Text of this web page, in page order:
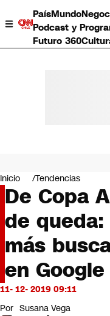
PaísMundo
Podcast y
Futuro 360
Negocios
Deportes
Programas completos
Cultura
Servicios
Bits
CNN tiempo
Futuro 360
Inicio Tendencias
De Copa
de
más
en
11- 12- 2019 09:11
Por Susana Vega